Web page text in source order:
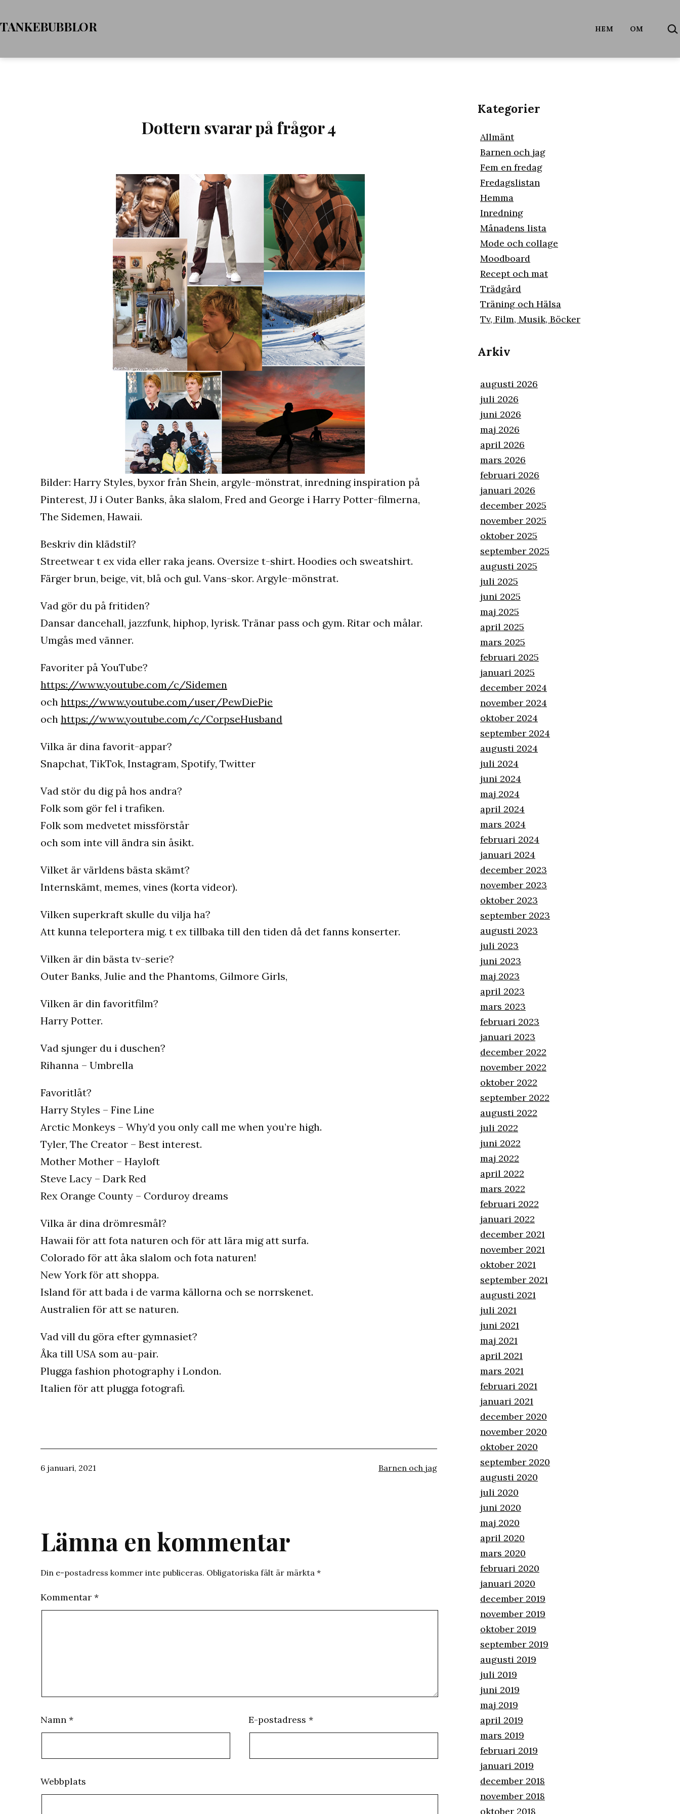
till
TANKEBUBBLOR HEM OM
…
Dottern svarar på frågor 4
Bilder: Harry Styles, byxor från Shein, argyle-mönstrat, inredning inspiration på
Pinterest, JJ i Outer Banks, åka slalom, Fred and George i Harry Potter-filmerna,
The Sidemen, Hawaii.
Beskriv din klädstil?
Streetwear t ex vida eller raka jeans. Oversize t-shirt. Hoodies och sweatshirt.
Färger brun, beige, vit, blå och gul. Vans-skor. Argyle-mönstrat.
Vad gör du på fritiden?
Dansar dancehall, jazzfunk, hiphop, lyrisk. Tränar pass och gym. Ritar och målar.
Umgås med vänner.
Favoriter på YouTube?
https://www.youtube.com/c/Sidemen
och https://www.youtube.com/user/PewDiePie
och https://www.youtube.com/c/CorpseHusband
Vilka är dina favorit-appar?
Snapchat, TikTok, Instagram, Spotify, Twitter
Vad stör du dig på hos andra?
Folk som gör fel i trafiken.
Folk som medvetet missförstår
och som inte vill ändra sin åsikt.
Vilket är världens bästa skämt?
Internskämt, memes, vines (korta videor).
Vilken superkraft skulle du vilja ha?
Att kunna teleportera mig. t ex tillbaka till den tiden då det fanns konserter.
Vilken är din bästa tv-serie?
Outer Banks, Julie and the Phantoms, Gilmore Girls,
Vilken är din favoritfilm?
Harry Potter.
Vad sjunger du i duschen?
Rihanna – Umbrella
Favoritlåt?
Harry Styles – Fine Line
Arctic Monkeys – Why’d you only call me when you’re high.
Tyler, The Creator – Best interest.
Mother Mother – Hayloft
Steve Lacy – Dark Red
Rex Orange County – Corduroy dreams
Vilka är dina drömresmål?
Hawaii för att fota naturen och för att lära mig att surfa.
Colorado för att åka slalom och fota naturen!
New York för att shoppa.
Island för att bada i de varma källorna och se norrskenet.
Australien för att se naturen.
Vad vill du göra efter gymnasiet?
Åka till USA som au-pair.
Plugga fashion photography i London.
Italien för att plugga fotografi.
Publicerat
6 januari, 2021
Kategoriserat
Barnen och jag
Lämna en kommentar
Din e-postadress kommer inte publiceras. Obligatoriska fält är märkta *
Kommentar *
Namn * E-postadress *
Webbplats
Kategorier
Allmänt
Barnen och jag
Fem en fredag
Fredagslistan
Hemma
Inredning
Månadens lista
Mode och collage
Moodboard
Recept och mat
Trädgård
Träning och Hälsa
Tv, Film, Musik, Böcker
Arkiv
augusti 2026
juli 2026
juni 2026
maj 2026
april 2026
mars 2026
februari 2026
januari 2026
december 2025
november 2025
oktober 2025
september 2025
augusti 2025
juli 2025
juni 2025
maj 2025
april 2025
mars 2025
februari 2025
januari 2025
december 2024
november 2024
oktober 2024
september 2024
augusti 2024
juli 2024
juni 2024
maj 2024
april 2024
mars 2024
februari 2024
januari 2024
december 2023
november 2023
oktober 2023
september 2023
augusti 2023
juli 2023
juni 2023
maj 2023
april 2023
mars 2023
februari 2023
januari 2023
december 2022
november 2022
oktober 2022
september 2022
augusti 2022
juli 2022
juni 2022
maj 2022
april 2022
mars 2022
februari 2022
januari 2022
december 2021
november 2021
oktober 2021
september 2021
augusti 2021
juli 2021
juni 2021
maj 2021
april 2021
mars 2021
februari 2021
januari 2021
december 2020
november 2020
oktober 2020
september 2020
augusti 2020
juli 2020
juni 2020
maj 2020
april 2020
mars 2020
februari 2020
januari 2020
december 2019
november 2019
oktober 2019
september 2019
augusti 2019
juli 2019
juni 2019
maj 2019
april 2019
mars 2019
februari 2019
januari 2019
december 2018
november 2018
oktober 2018